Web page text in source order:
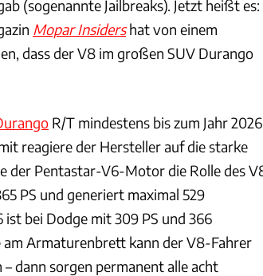
(sogenannte Jailbreaks). Jetzt heißt es:
Mopar Insidershat von einem
dass der V8 im großen SUV Durango
R/T mindestens bis zum Jahr 2026
reagiere der Hersteller auf die starke
der Pentastar-V6-Motor die Rolle des
PS und generiert maximal 529
bei Dodge mit 309 PS und 366
Armaturenbrett kann der V8-Fahrer
dann sorgen permanent alle acht